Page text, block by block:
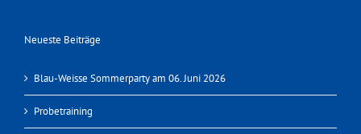
Neueste Beiträge
Blau-Weisse Sommerparty am 06. Juni 2026
Probetraining